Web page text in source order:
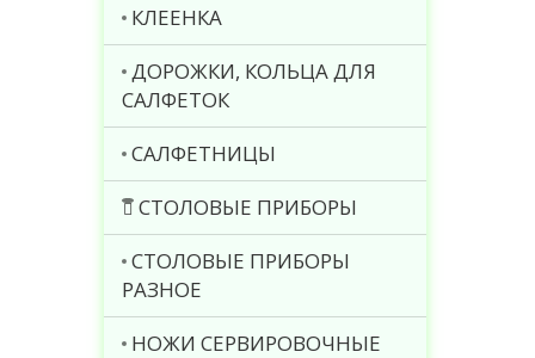
КЛЕЕНКА
ДОРОЖКИ, КОЛЬЦА ДЛЯ
САЛФЕТОК
САЛФЕТНИЦЫ
СТОЛОВЫЕ ПРИБОРЫ
СТОЛОВЫЕ ПРИБОРЫ
РАЗНОЕ
НОЖИ СЕРВИРОВОЧНЫЕ